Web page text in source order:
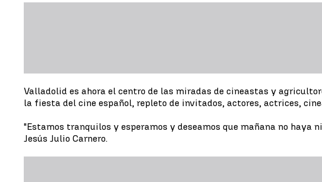
Valladolid es ahora el centro de las miradas de cineastas y
la fiesta del cine español, repleto de invitados, actores, actrices,
"Estamos tranquilos y esperamos y deseamos que mañana no
Jesús Julio Carnero.